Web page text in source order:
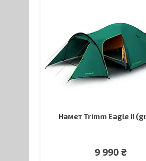
Намет Trimm Eagle II
9 990 ₴